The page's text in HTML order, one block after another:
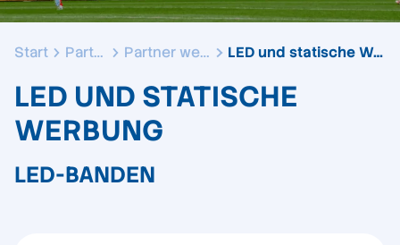
Start Partner Partner werden LED und statische Werbung
LED UND STATISCHE
WERBUNG
LED-BANDEN